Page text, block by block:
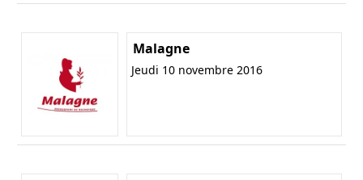
Malagne
Jeudi 10 novembre 2016